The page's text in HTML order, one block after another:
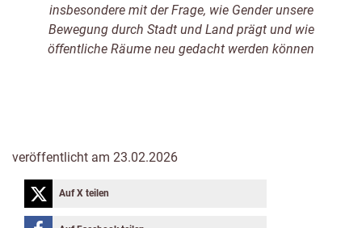
insbesondere mit der Frage, wie Gender unsere
Bewegung durch Stadt und Land prägt und wie
öffentliche Räume neu gedacht werden können
veröffentlicht am 23.02.2026
Auf X teilen